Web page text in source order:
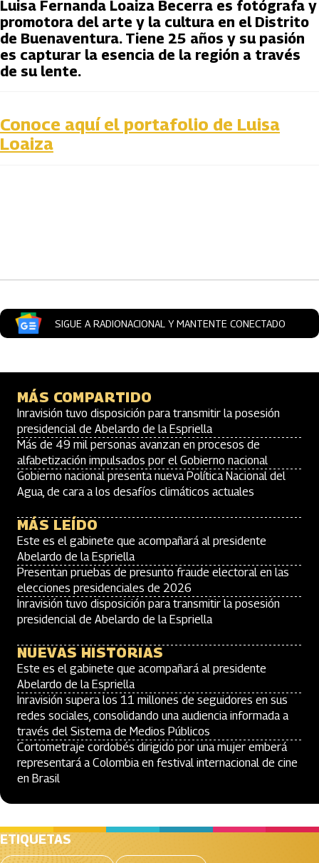
Luisa Fernanda Loaiza Becerra es fotógrafa y
promotora del arte y la cultura en el Distrito
de Buenaventura. Tiene 25 años y su pasión
es capturar la esencia de la región a través
de su lente.
Conoce aquí el portafolio de Luisa
Loaiza
SIGUE A RADIONACIONAL Y MANTENTE CONECTADO
MÁS COMPARTIDO
Inravisión tuvo disposición para transmitir la posesión
presidencial de Abelardo de la Espriella
Más de 49 mil personas avanzan en procesos de
alfabetización impulsados por el Gobierno nacional
Gobierno nacional presenta nueva Política Nacional del
Agua, de cara a los desafíos climáticos actuales
MÁS LEÍDO
Este es el gabinete que acompañará al presidente
Abelardo de la Espriella
Presentan pruebas de presunto fraude electoral en las
elecciones presidenciales de 2026
Inravisión tuvo disposición para transmitir la posesión
presidencial de Abelardo de la Espriella
NUEVAS HISTORIAS
Este es el gabinete que acompañará al presidente
Abelardo de la Espriella
Inravisión supera los 11 millones de seguidores en sus
redes sociales, consolidando una audiencia informada a
través del Sistema de Medios Públicos
Cortometraje cordobés dirigido por una mujer emberá
representará a Colombia en festival internacional de cine
en Brasil
ETIQUETAS